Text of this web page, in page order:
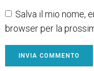
Salva il mio nome,
browser per la